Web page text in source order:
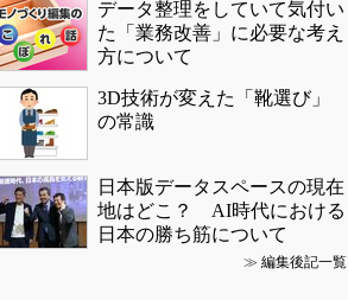
データ整理をしていて気付い
た「業務改善」に必要な考え
方について
3D技術が変えた「靴選び」
の常識
日本版データスペースの現在
地はどこ？ AI時代における
日本の勝ち筋について
≫ 編集後記一覧